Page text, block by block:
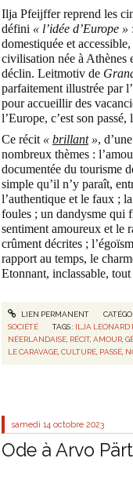
Ilja Pfeijffer reprend les
défini « l’idée d’Europe »
domestiquée et
civilisation née à Athènes
déclin. Leitmotiv de
parfaitement illustrée par
pour accueillir des
l’Europe, c’est son
Ce récit « brillant»,
nombreux thèmes :
documentée du tourisme
simple qu’il n’y paraît,
l’authentique et le faux ;
foules ; un dandysme qui
sentiment amoureux et le
crûment décrites ;
rapport au temps, le
Etonnant, inclassable,
LIEN PERMANENT
SOCIÉTÉ
TAGS : ILJA LEONARD
NÉERLANDAISE RÉCIT,AMOUR ,
LE CARAVAGE ,CULTURE PASSÉ
samedi 14 octobre 2023
Ode à Arvo Pärt